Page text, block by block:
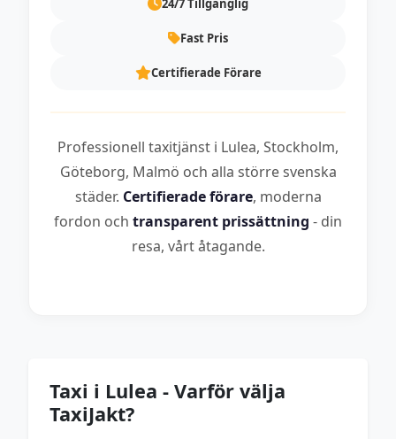
24/7 Tillgänglig
Fast Pris
Certifierade Förare
Professionell taxitjänst i Lulea, Stockholm,
Göteborg, Malmö och alla större svenska
städer. Certifierade förare, moderna
fordon och transparent prissättning - din
resa, vårt åtagande.
Taxi i Lulea - Varför välja
TaxiJakt?